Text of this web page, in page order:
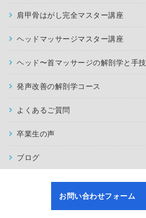
肩甲骨はがし完全マスター講座
ヘッドマッサージマスター講座
ヘッド〜首マッサージの解剖学と手技
発声改善の解剖学コース
よくあるご質問
卒業生の声
ブログ
お問い合わせフォーム